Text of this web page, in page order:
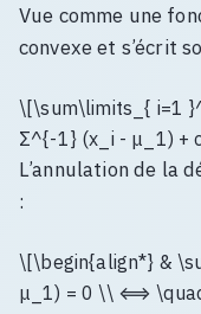
Vue comme une
convexe et s’écrit
\[\sum\limits_{ i=1
Σ^{-1} (x_i - μ_1) +
L’annulation de la
:
\[\begin{align*} &
μ_1) = 0 \\ ⟺